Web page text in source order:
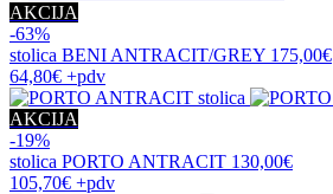
AKCIJA
-63%
stolica BENI ANTRACIT/GREY 175,00€
64,80€ +pdv
AKCIJA
-19%
stolica PORTO ANTRACIT 130,00€
105,70€ +pdv